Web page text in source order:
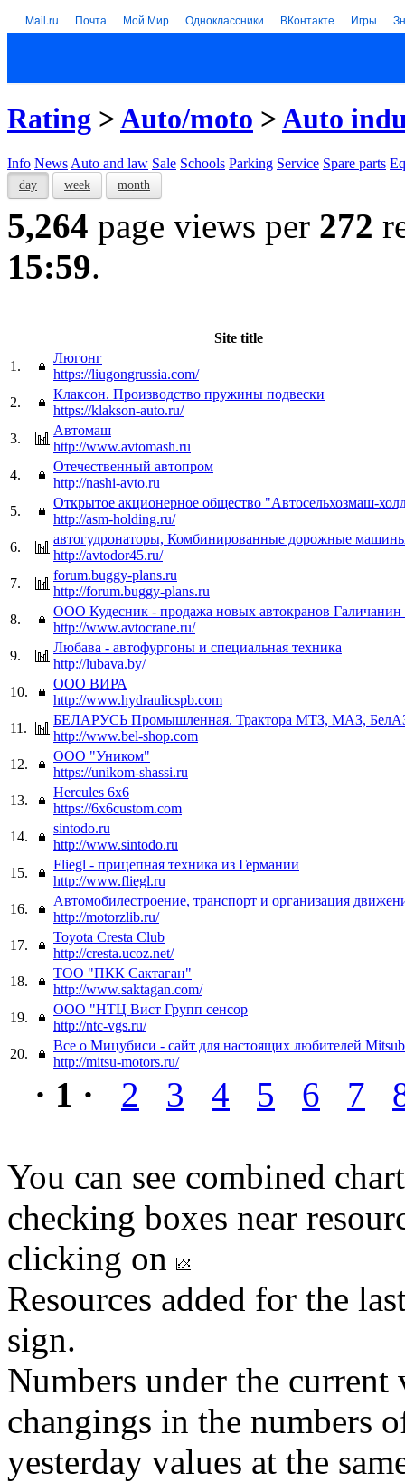
Mail.ru Почта Мой Мир Одноклассники ВКонтакте Игры
Rating >Auto/moto >Auto
Info News Auto and law Sale Schools Parking Service Spare parts
day week month
5,264 page views per 272
15:59.
Site title
1.
Люгонг
https://liugongrussia.com/
2.
Клаксон. Производство пружины подвески
https://klakson-auto.ru/
3.
Автомаш
http://www.avtomash.ru
4.
Отечественный автопром
http://nashi-avto.ru
5.
Открытое акционерное общество "Автосельхозмаш-
http://asm-holding.ru/
6.
автогудронаторы, Комбинированные дорожные
http://avtodor45.ru/
7.
forum.buggy-plans.ru
http://forum.buggy-plans.ru
8.
ООО Кудесник - продажа новых автокранов
http://www.avtocrane.ru/
9.
Любава - автофургоны и специальная техника
http://lubava.by/
10.
ООО ВИРА
http://www.hydraulicspb.com
11.
БЕЛАРУСЬ Промышленная. Трактора МТЗ, МАЗ,
http://www.bel-shop.com
12.
ООО "Уником"
https://unikom-shassi.ru
13.
Hercules 6x6
https://6x6custom.com
14.
sintodo.ru
http://www.sintodo.ru
15.
Fliegl - прицепная техника из Германии
http://www.fliegl.ru
16.
Автомобилестроение, транспорт и организация
http://motorzlib.ru/
17.
Toyota Cresta Club
http://cresta.ucoz.net/
18.
ТОО "ПКК Сактаган"
http://www.saktagan.com/
19.
ООО "НТЦ Вист Групп сенсор
http://ntc-vgs.ru/
20.
Все о Мицубиси - сайт для настоящих любителей
http://mitsu-motors.ru/
· 1 · 2 3 4 5 6 7
You can see combined
checking boxes near
clicking on
Resources added for the
sign.
Numbers under the
changings in the numbers
yesterday values at the